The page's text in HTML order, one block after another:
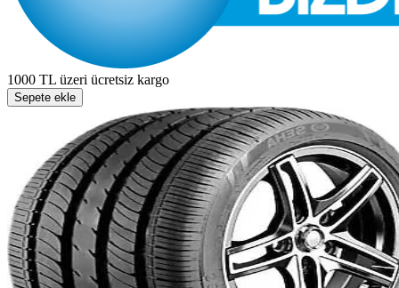
1000 TL üzeri ücretsiz kargo
Sepete ekle